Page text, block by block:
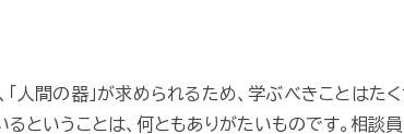
人間の器」が求められるため、学ぶべきことはたく
ということは、何ともありがたいものです。相談員